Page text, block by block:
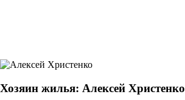
Хозяин жилья: Алексей Христенко